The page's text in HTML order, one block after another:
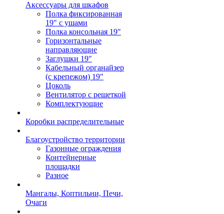
Аксессуары для шкафов
Полка фиксированная
19" с ушами
Полка консольная 19"
Горизонтальные
направляющие
Заглушки 19"
Кабельный органайзер
(с крепежом) 19"
Цоколь
Вентилятор с решеткой
Комплектующие
Коробки распределительные
Благоустройство территории
Газонные ограждения
Контейнерные
площадки
Разное
Мангалы, Коптильни, Печи,
Очаги